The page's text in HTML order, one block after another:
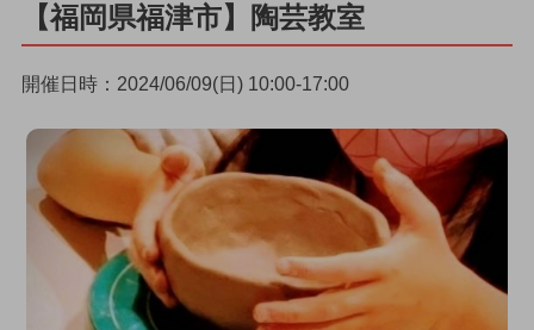
【福岡県福津市】陶芸教室
開催日時：2024/06/09(日) 10:00-17:00